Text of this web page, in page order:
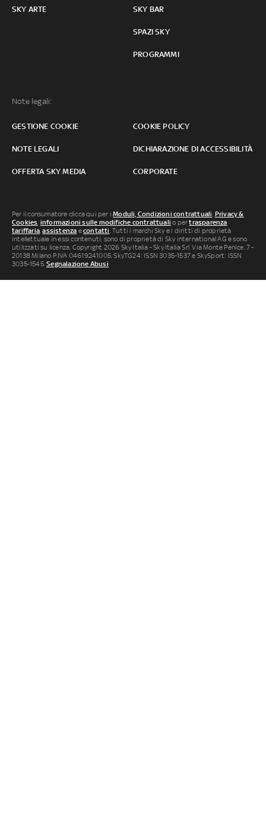
SKY ARTE SKY BAR
SPAZI SKY
PROGRAMMI
Note legali:
GESTIONE COOKIE COOKIE POLICY
NOTE LEGALI DICHIARAZIONE DI ACCESSIBILITÀ
OFFERTA SKY MEDIA CORPORATE
Per il consumatore clicca qui per iModuli, Condizioni contrattuali, Privacy &
Cookies, informazioni sulle modifiche contrattuali o pertrasparenza
tariffaria,assistenza econtatti. Tutti i marchi Sky e i diritti di proprietà
intellettuale in essi contenuti, sono di proprietà di Sky international AG e sono
utilizzati su licenza. Copyright 2026 Sky Italia - Sky Italia Srl Via Monte Penice, 7 -
20138 Milano P.IVA 04619241005. SkyTG24: ISSN 3035-1537 e SkySport: ISSN
3035-1545.Segnalazione Abusi